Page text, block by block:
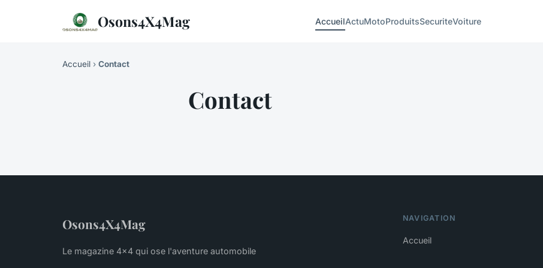
Osons4X4Mag AccueilActuMotoProduitsSecuriteVoiture
Accueil › Contact
Contact
Osons4X4Mag
Le magazine 4x4 qui ose l'aventure automobile
NAVIGATION
Accueil